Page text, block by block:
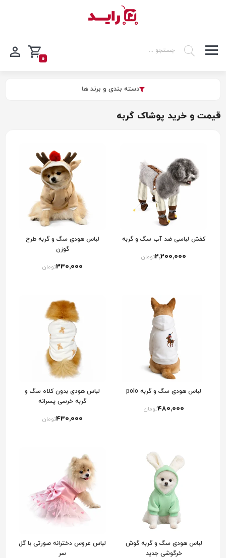
0
دسته بندی و برند ها
قیمت و خرید پوشاک گربه
کفش لباسی ضد آب سگ و گربه
2٬200٬000تومان
لباس هودی سگ و گربه طرح
گوزن
330٬000تومان
لباس هودی سگ و گربه polo
480٬000تومان
لباس هودی بدون کلاه سگ و
گربه خرسی پسرانه
430٬000تومان
لباس هودی سگ و گربه گوش
خرگوشی جدید
لباس عروس دخترانه صورتی با گل
سر